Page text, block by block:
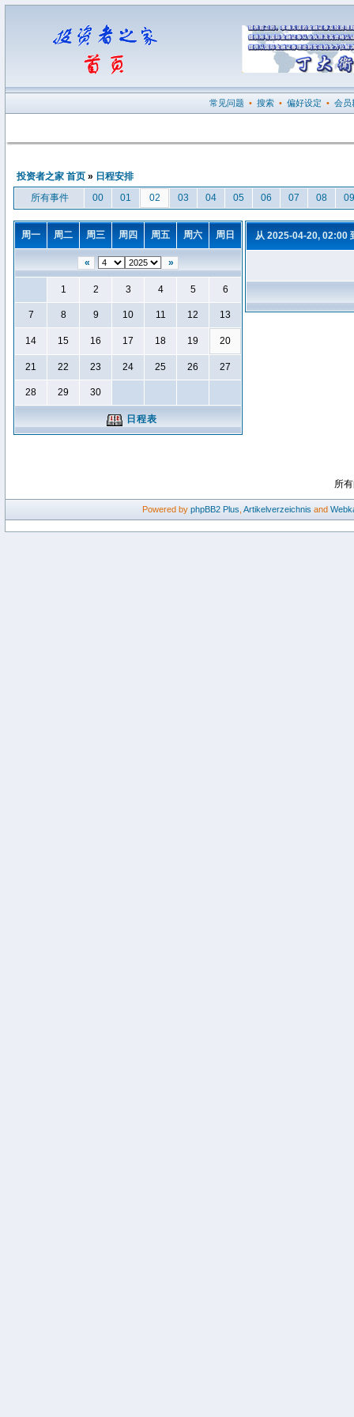
常见问题 • 搜索 • 偏好设定 • 会员
投资者之家 首页 » 日程安排
所有事件
00 01 02 03 04 05 06 07 08 09
周一 周二 周三 周四 周五 周六 周日
« »
1 2 3 4 5 6
7 8 9 10 11 12 13
14 15 16 17 18 19 20
21 22 23 24 25 26 27
28 29 30
日程表
从 2025-04-20, 02:00
所
Powered by phpBB2 Plus Artikelverzeichnis and